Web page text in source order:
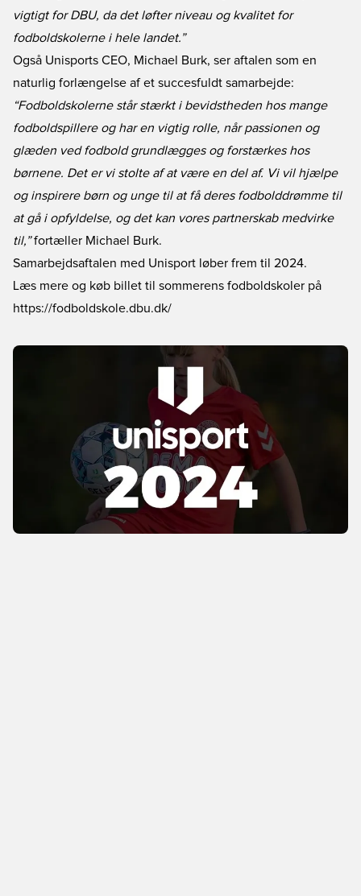
vigtigt for DBU, da det løfter niveau og kvalitet for
fodboldskolerne i hele landet.”
Også Unisports CEO, Michael Burk, ser aftalen som en
naturlig forlængelse af et succesfuldt samarbejde:
“Fodboldskolerne står stærkt i bevidstheden hos mange
fodboldspillere og har en vigtig rolle, når passionen og
glæden ved fodbold grundlægges og forstærkes hos
børnene. Det er vi stolte af at være en del af. Vi vil hjælpe
og inspirere børn og unge til at få deres fodbolddrømme til
at gå i opfyldelse, og det kan vores partnerskab medvirke
til,”fortæller Michael Burk.
Samarbejdsaftalen med Unisport løber frem til 2024.
Læs mere og køb billet til sommerens fodboldskoler på
https://fodboldskole.dbu.dk/